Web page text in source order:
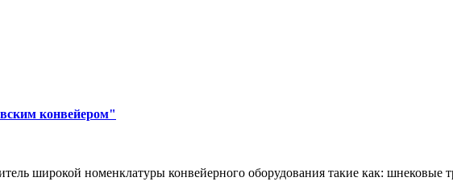
конвейером"
широкой номенклатуры конвейерного оборудования такие как: шнековые